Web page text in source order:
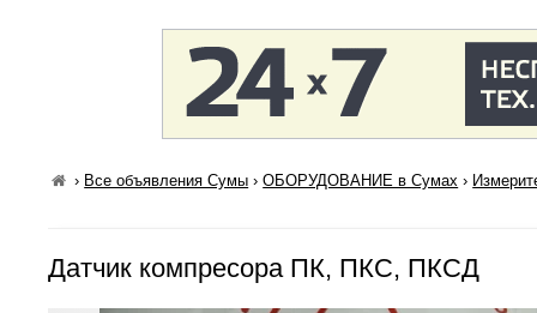
› Все объявления Сумы ›ОБОРУДОВАНИЕ в Сумах ›
Датчик компресора ПК, ПКС, ПКСД